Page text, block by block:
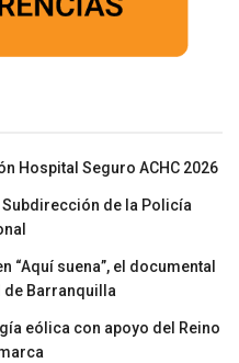
Hospital Seguro ACHC 2026
de la Policía
“Aquí suena”, el documental
de Barranquilla
eólica con apoyo del Reino